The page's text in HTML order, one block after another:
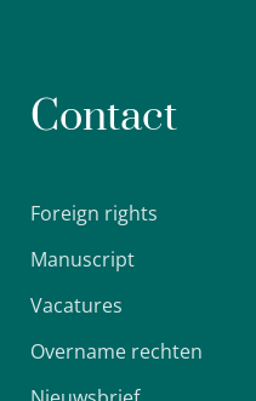
Contact
Foreign rights
Manuscript
Vacatures
Overname rechten